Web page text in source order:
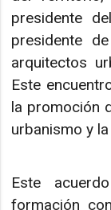
presidente
presidente
arquitectos
Este
la promoción
urbanismo y
Este
formación